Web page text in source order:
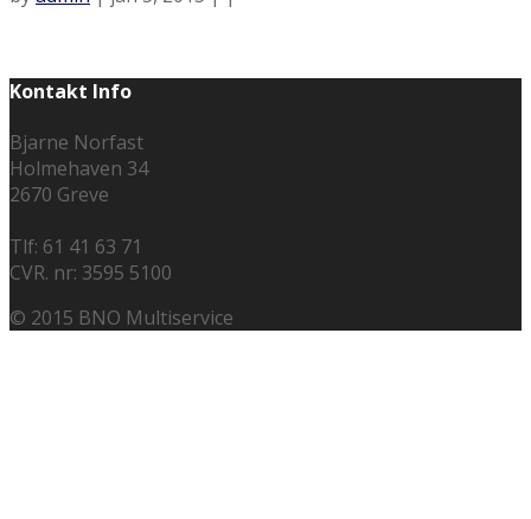
Kontakt Info
Bjarne Norfast
Holmehaven 34
2670 Greve
Tlf: 61 41 63 71
CVR. nr: 3595 5100
© 2015 BNO Multiservice